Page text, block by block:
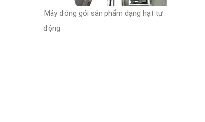
Máy đóng gói sản phẩm dạng hạt tự
động